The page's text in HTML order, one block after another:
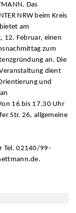
Das
NRW beim Kreis
am
12. Februar, einen
zum
an. Die
dient
und
16 bis 17.30 Uhr
Str. 26, allgemeine
Tel. 02140/99-